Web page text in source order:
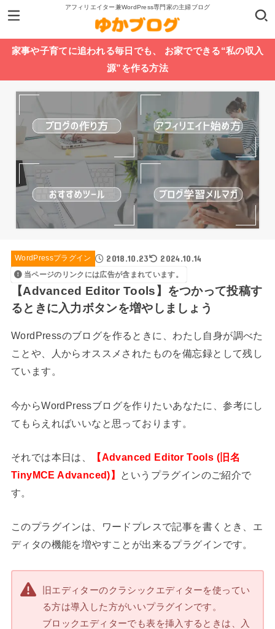
アフィリエイター兼WordPress専門家の主婦ブログ
家事や子育てに追われる毎日でも、 お家でできる“私の収入
源”を作る方法
WordPressプラグイン 2018.10.23 2024.10.14
当ページのリンクには広告が含まれています。
【Advanced Editor Tools】をつかって投稿す
るときに入力ボタンを増やしましょう
WordPressのブログを作るときに、わたし自身が調べた
ことや、人からオススメされたものを備忘録として残し
ています。
今からWordPressブログを作りたいあなたに、参考にし
てもらえればいいなと思っております。
それでは本日は、
【Advanced Editor Tools (旧名
TinyMCE Advanced)】 というプラグインのご紹介で
す。
このプラグインは、ワードプレスで記事を書くとき、エ
ディタの機能を増やすことが出来るプラグインです。
旧エディターのクラシックエディターを使ってい
る方は導入した方がいいプラグインです。
ブロックエディターでも表を挿入するときは、入